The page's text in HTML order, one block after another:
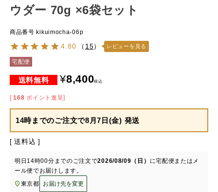
ウダー 70g ×6袋セット
商品番号 kikuimocha-06p
4.80 （ 15） レビューを見る
宅配便
¥8,400税込
[ 168 ポイント進呈]
14時までのご注文で8月7日(金) 発送
送料込
明日 14時00分 までのご注文で2026/08/09（日） に宅配便またはメ
ール便でお届けします。
東京都
お届け先を変更